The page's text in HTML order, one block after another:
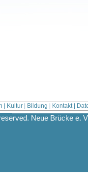
Kultur| Bildung Kontakt|
reserved. Neue Brücke